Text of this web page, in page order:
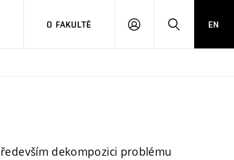
O FAKULTĚ
PŘIHLÁŠENÍHLEDAT
EN
dekompozici problému